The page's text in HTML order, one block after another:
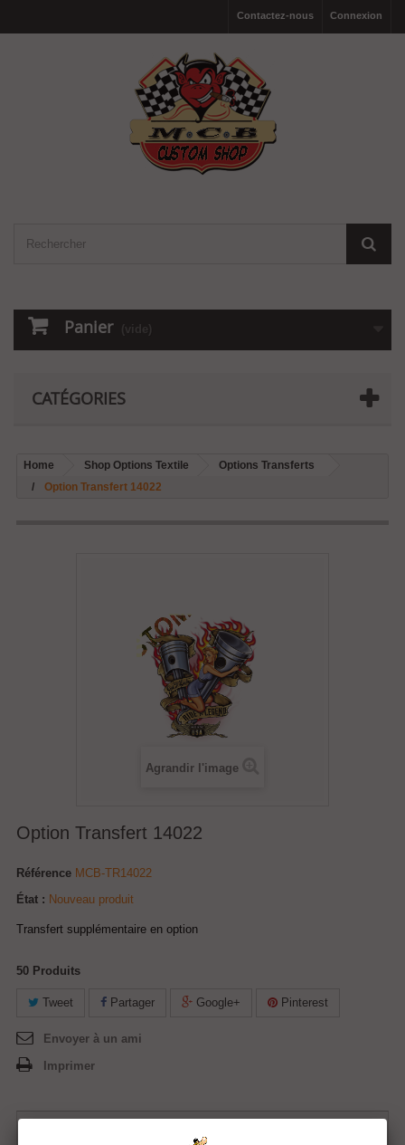
Connexion
Contactez-nous
Panier (vide)
CATÉGORIES
Home Shop Options Textile
Options Transferts
Option Transfert 14022
Agrandir l'image
Option Transfert 14022
Référence MCB-TR14022
État : Nouveau produit
Transfert supplémentaire en option
50 Produits
Tweet Partager Google+ Pinterest
Envoyer à un ami
Imprimer